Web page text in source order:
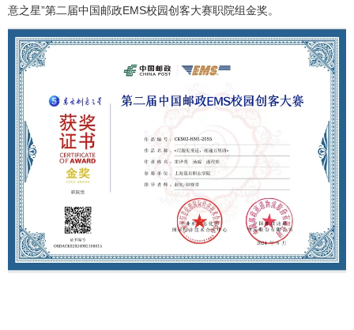
意之星”第二届中国邮政EMS校园创客大赛职院组金奖。